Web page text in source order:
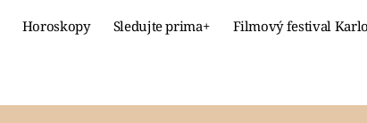
Horoskopy Sledujte prima+ Filmový festival